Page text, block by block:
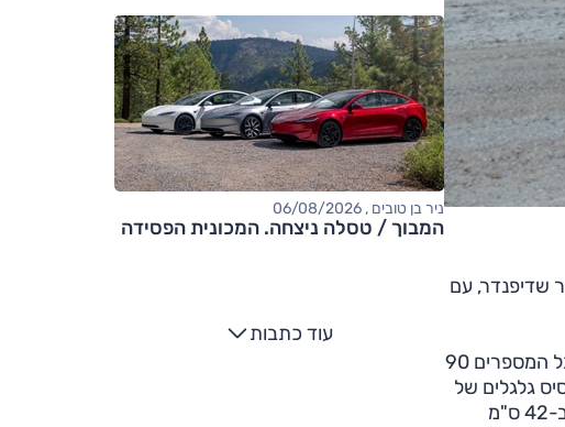
שדיפנדר, עם
עם זאת, הדגם החדש מוצע כמו קודמו בגרסת 90 מקוצרת עם שלוש דלתות, 110 מוארכת עם חמש דלתות – אבל המספרים 90
הגלגלים באינצ'ים. בשלב זה מיובא הדגם החדש רק בגרסת 110 ולזו בסיס גלגלים של
302 ס"מ – 23 ס"מ יותר מאשר לדיפנדר 110 המקורי, 10 ס"מ יותר מאשר לדיסקברי 5. אורכו, 502 ס"מ, גדול ב-42 ס"מ
ניר בן טובים , 06/08/2026
המבוך / טסלה ניצחה. המכונית הפסידה
עוד כתבות